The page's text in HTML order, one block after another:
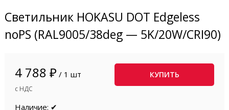
Светильник HOKASU DOT Edgeless
noPS (RAL9005/38deg — 5K/20W/CRI90)
4 788 ₽ / 1 шт
с НДС
КУПИТЬ
Наличие: ✔